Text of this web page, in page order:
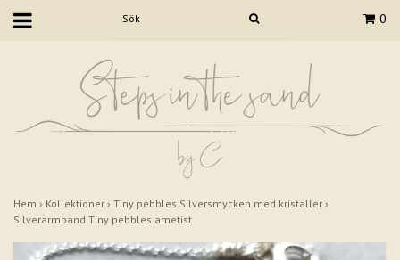
0
Hem › Kollektioner › Tiny pebbles Silversmycken med kristaller ›
Silverarmband Tiny pebbles ametist